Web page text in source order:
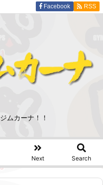
ムカーナ！！
Next Search
Facebook RSS